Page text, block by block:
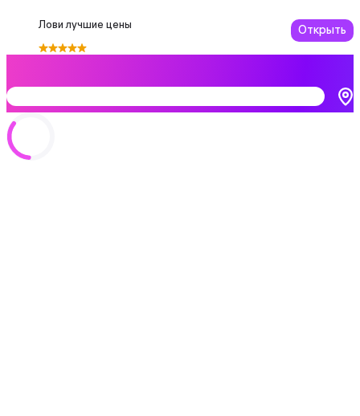
Лови лучшие цены Открыть